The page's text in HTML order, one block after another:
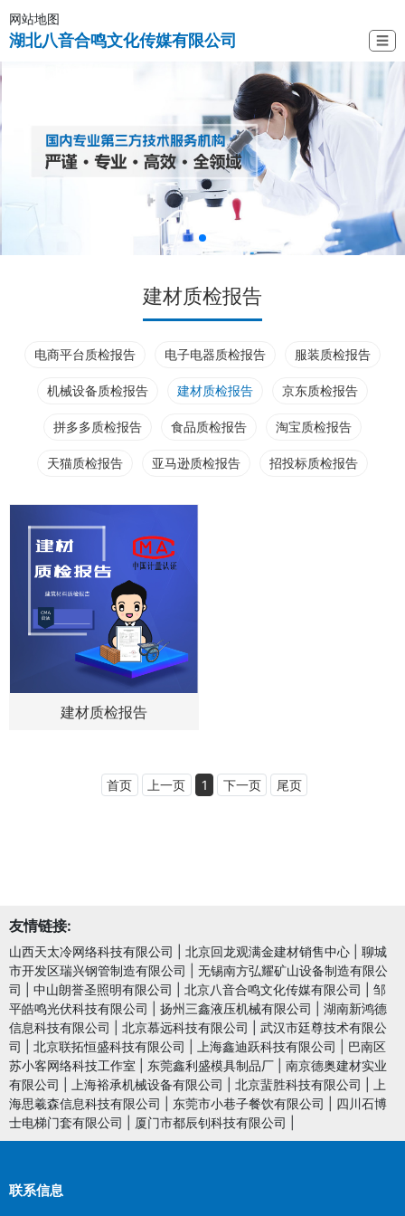
网站地图
湖北八音合鸣文化传媒有限公司 ☰
建材质检报告
电商平台质检报告 电子电器质检报告 服装质检报告
机械设备质检报告 建材质检报告 京东质检报告
拼多多质检报告 食品质检报告 淘宝质检报告
天猫质检报告 亚马逊质检报告 招投标质检报告
建材质检报告
首页 上一页 1 下一页 尾页
友情链接:
山西天太冷网络科技有限公司 北京回龙观满金建材销售中心
聊城
市开发区瑞兴钢管制造有限公司
无锡南方弘耀矿山设备制造有限公
司
中山朗誉圣照明有限公司 北京八音合鸣文化传媒有限公司
邹
平皓鸣光伏科技有限公司
扬州三鑫液压机械有限公司
湖南新鸿德
信息科技有限公司
北京慕远科技有限公司
武汉市廷尊技术有限公
司
北京联拓恒盛科技有限公司 上海鑫迪跃科技有限公司
巴南区
苏小客网络科技工作室
东莞鑫利盛模具制品厂
南京德奥建材实业
有限公司
上海裕承机械设备有限公司 北京蜚胜科技有限公司
上
海思羲森信息科技有限公司
东莞市小巷子餐饮有限公司
四川石博
士电梯门套有限公司
厦门市都辰钊科技有限公司
联系信息